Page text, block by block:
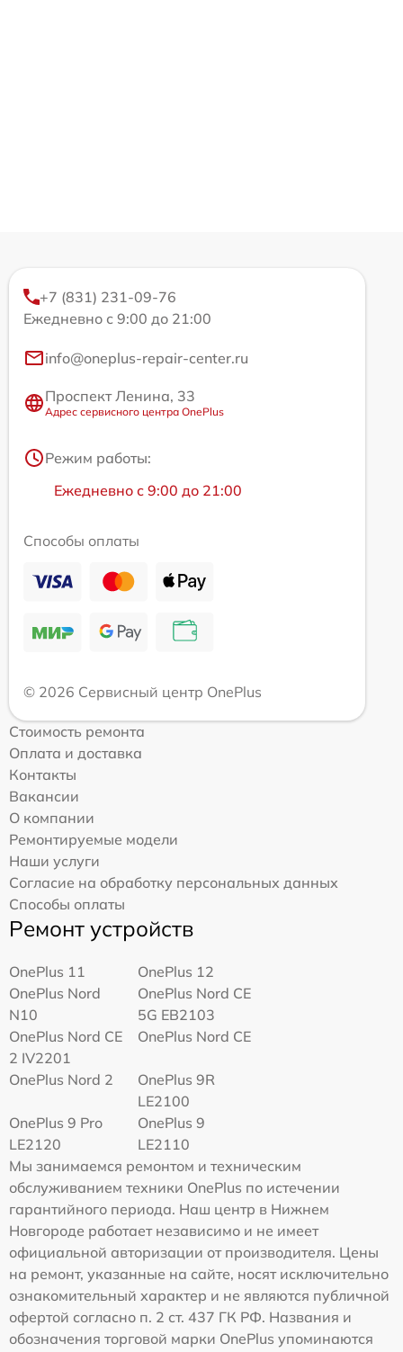
+7 (831) 231-09-76
Ежедневно с 9:00 до 21:00
info@oneplus-repair-center.ru
Проспект Ленина, 33
Адрес сервисного центра OnePlus
Режим работы:
Ежедневно с 9:00 до 21:00
Способы оплаты
© 2026 Сервисный центр OnePlus
Стоимость ремонта
Оплата и доставка
Контакты
Вакансии
О компании
Ремонтируемые модели
Наши услуги
Согласие на обработку персональных данных
Способы оплаты
Ремонт устройств
OnePlus 11
OnePlus 12
OnePlus Nord
N10
OnePlus Nord CE
5G EB2103
OnePlus Nord CE
2 IV2201
OnePlus Nord CE
OnePlus Nord 2
OnePlus 9R
LE2100
OnePlus 9 Pro
LE2120
OnePlus 9
LE2110
Мы занимаемся ремонтом и техническим
обслуживанием техники OnePlus по истечении
гарантийного периода. Наш центр в Нижнем
Новгороде работает независимо и не имеет
официальной авторизации от производителя. Цены
на ремонт, указанные на сайте, носят исключительно
ознакомительный характер и не являются публичной
офертой согласно п. 2 ст. 437 ГК РФ. Названия и
обозначения торговой марки OnePlus упоминаются